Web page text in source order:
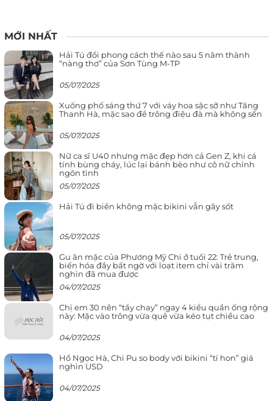
MỚI NHẤT
Hải Tú đổi phong cách thế nào sau 5 năm thành
“nàng thơ” của Sơn Tùng M-TP
05/07/2025
Xuống phố sáng thứ 7 với váy hoa sặc sỡ như Tăng
Thanh Hà, mặc sao để trông điệu đà mà không sến
05/07/2025
Nữ ca sĩ U40 nhưng mặc đẹp hơn cả Gen Z, khi cá
tính bùng cháy, lúc lại bánh bèo như cô nữ chính
ngôn tình
05/07/2025
Hải Tú đi biển không mặc bikini vẫn gây sốt
05/07/2025
Gu ăn mặc của Phương Mỹ Chi ở tuổi 22: Trẻ trung,
biến hóa đầy bất ngờ với loạt item chỉ vài trăm
nghìn đã mua được
04/07/2025
Chị em 30 nên “tẩy chay” ngay 4 kiểu quần ống rộng
này: Mặc vào trông vừa quê vừa kéo tụt chiều cao
04/07/2025
Hồ Ngọc Hà, Chi Pu so body với bikini “tí hon” giá
nghìn USD
04/07/2025